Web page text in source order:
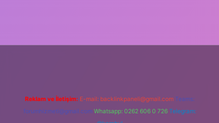
Reklam ve İletişim: E-mail: backlinkpaneli@gmail.com Teams:
forumhizmeti@gmail.com Whatsapp: 0262 606 0 726 Telegram: